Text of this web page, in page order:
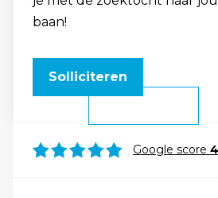
baan!
Solliciteren
Google score